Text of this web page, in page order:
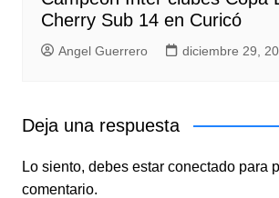
Cherry Sub 14 en Curicó
Angel Guerrero diciembre 29,
Deja una respuesta
Lo siento, debes estar conectadopara
comentario.